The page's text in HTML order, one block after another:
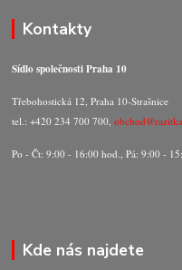
Kontakty
Sídlo společnosti Praha 10
Třebohostická 12, Praha 10-Strašnice
tel.: +420 234 700 700,
Po - Čt: 9:00 - 16:00 hod., Pá: 9:00 -
Kde nás najdete